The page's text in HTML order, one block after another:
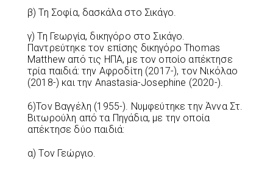
β) Τη Σοφία, δασκάλα στο Σικάγο.
γ) Τη Γεωργία, δικηγόρο στο Σικάγο.
Παντρεύτηκε τον επίσης δικηγόρο Thomas
Matthew από τις ΗΠΑ, με τον οποίο απέκτησε
τρία παιδιά: την Αφροδίτη (2017-), τον Νικόλαο
(2018-) και την Anastasia-Josephine (2020-).
6)Τον Βαγγέλη (1955-). Νυμφεύτηκε την Άννα Στ.
Βιτωρούλη από τα Πηγάδια, με την οποία
απέκτησε δύο παιδιά:
α) Τον Γεώργιο.